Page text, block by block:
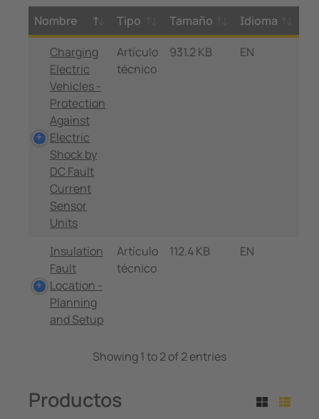
Nombre Tipo Tamaño
Idioma
Charging
Electric
Vehicles -
Protection
Against
Electric
Shock by
DC Fault
Current
Sensor
Units
Artículo
técnico
931.2 KB EN
Insulation
Fault
Location -
Planning
and Setup
Artículo
técnico
112.4 KB EN
Showing 1 to 2 of 2 entries
Productos